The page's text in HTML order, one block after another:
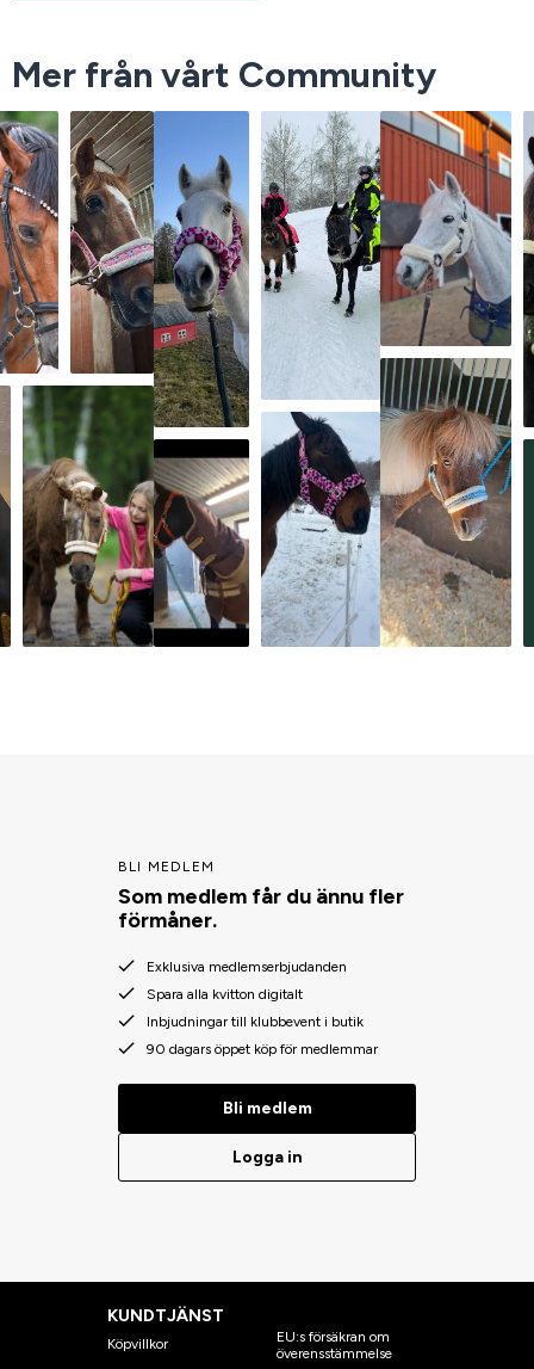
Mer från vårt Community
BLI MEDLEM
Som medlem får du ännu fler
förmåner.
Exklusiva medlemserbjudanden
Spara alla kvitton digitalt
Inbjudningar till klubbevent i butik
90 dagars öppet köp för medlemmar
Bli medlem
Logga in
KUNDTJÄNST
Köpvillkor
EU:s försäkran om
överensstämmelse